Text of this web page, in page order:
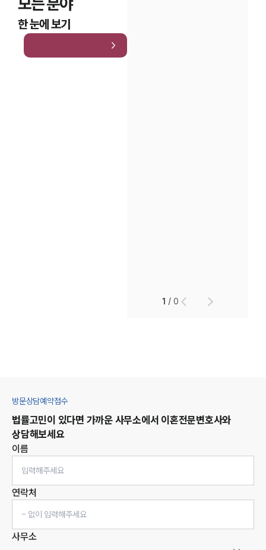
한 눈에 보기
1 /0
방문상담예약접수
법률고민이 있다면 가까운 사무소에서 이혼전문변호사와
상담해보세요
이름
연락처
사무소